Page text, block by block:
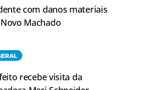
com danos materiais
Machado
recebe visita da